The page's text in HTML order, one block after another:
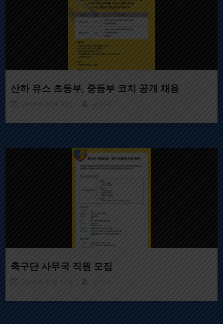
산하 유스 초등부, 중등부 코치 공개 채용
2026년 03월 20일 관리자
축구단 사무국 직원 모집
2026년 03월 17일 관리자